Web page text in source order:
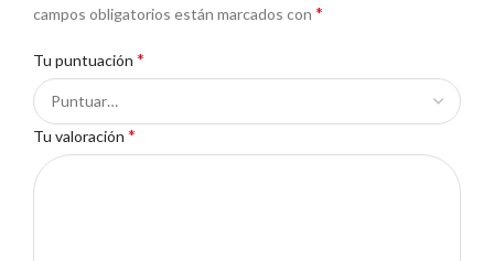
campos obligatorios están marcados con *
Tu puntuación *
Tu valoración *